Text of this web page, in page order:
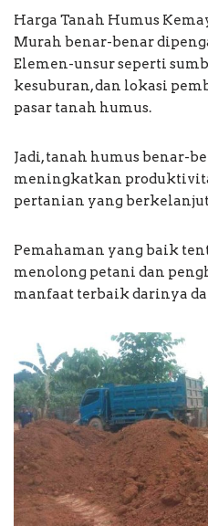
Harga Tanah Humus
Murah benar-benar
Elemen-unsur seperti
kesuburan, dan lokasi
pasar tanah humus.
Jadi, tanah humus benar-
meningkatkan
pertanian yang
Pemahaman yang baik
menolong petani dan
manfaat terbaik darinya